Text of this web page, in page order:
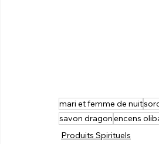
mari et femme de nuit
savon dragonencens
Produits Spirituels